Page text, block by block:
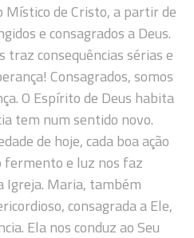
Místico de Cristo, a partir de
e consagrados a Deus.
traz consequências sérias e
Consagrados, somos
O Espírito de Deus habita
tem num sentido novo.
de hoje, cada boa ação
fermento e luz nos faz
Igreja. Maria, também
consagrada a Ele,
Ela nos conduz ao Seu